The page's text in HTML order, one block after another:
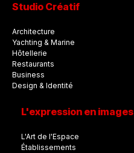
Studio Créatif
Architecture
Yachting & Marine
Hôtellerie
Restaurants
Business
Design & Identité
L'expression en images
L'Art de l'Espace
Établissements